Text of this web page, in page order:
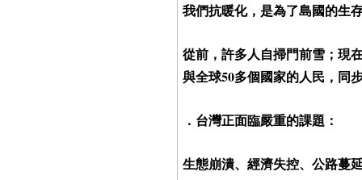
我們抗暖化，是為了島國的生
從前，許多人自掃門前雪；現
與全球50多個國家的人民，同
．台灣正面臨嚴重的課題：
生態崩潰、經濟失控、公路蔓